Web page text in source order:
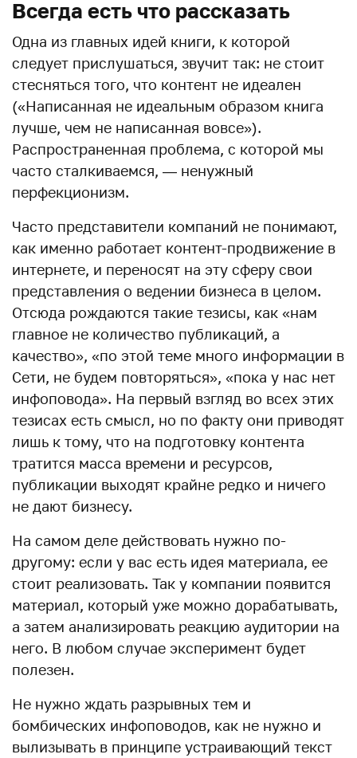
Всегда есть что рассказать
Одна из главных идей книги, к которой
следует прислушаться, звучит так: не стоит
стесняться того, что контент не идеален
(«Написанная не идеальным образом книга
лучше, чем не написанная вовсе»).
Распространенная проблема, с которой мы
часто сталкиваемся, — ненужный
перфекционизм.
Часто представители компаний не понимают,
как именно работает контент-продвижение в
интернете, и переносят на эту сферу свои
представления о ведении бизнеса в целом.
Отсюда рождаются такие тезисы, как «нам
главное не количество публикаций, а
качество», «по этой теме много информации в
Сети, не будем повторяться», «пока у нас нет
инфоповода». На первый взгляд во всех этих
тезисах есть смысл, но по факту они приводят
лишь к тому, что на подготовку контента
тратится масса времени и ресурсов,
публикации выходят крайне редко и ничего
не дают бизнесу.
На самом деле действовать нужно по-
другому: если у вас есть идея материала, ее
стоит реализовать. Так у компании появится
материал, который уже можно дорабатывать,
а затем анализировать реакцию аудитории на
него. В любом случае эксперимент будет
полезен.
Не нужно ждать разрывных тем и
бомбических инфоповодов, как не нужно и
вылизывать в принципе устраивающий текст